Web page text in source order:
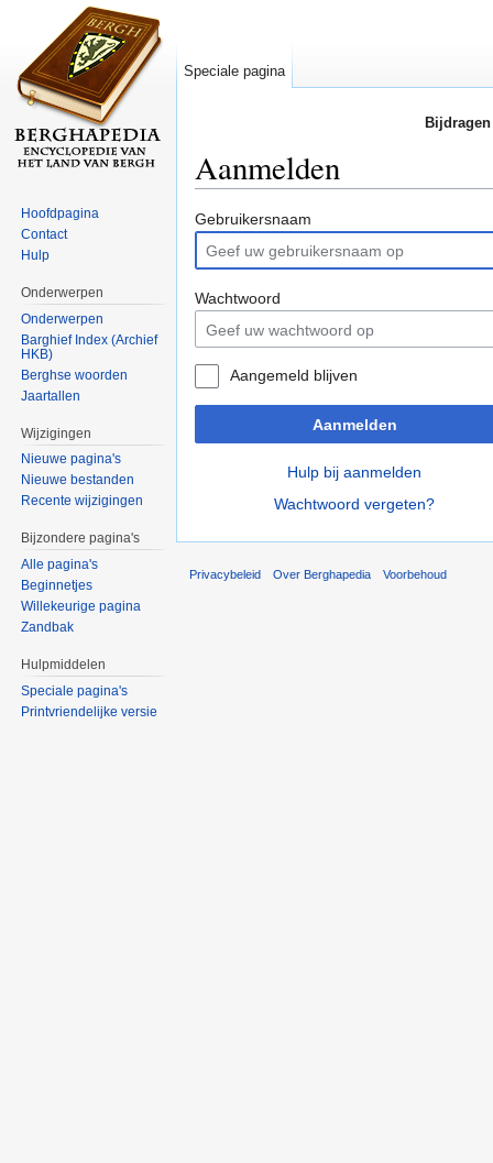
Aanmelden
Gebruikersnaam
Wachtwoord
Aangemeld blijven
Aanmelden
Hulp bij aanmelden
Wachtwoord vergeten?
Speciale pagina
Hoofdpagina
Contact
Hulp
Onderwerpen
Onderwerpen
Barghief Index (Archief
HKB)
Berghse woorden
Jaartallen
Wijzigingen
Nieuwe pagina's
Nieuwe bestanden
Recente wijzigingen
Bijzondere pagina's
Alle pagina's
Beginnetjes
Willekeurige pagina
Zandbak
Hulpmiddelen
Speciale pagina's
Printvriendelijke versie
Privacybeleid Over Berghapedia Voorbehoud